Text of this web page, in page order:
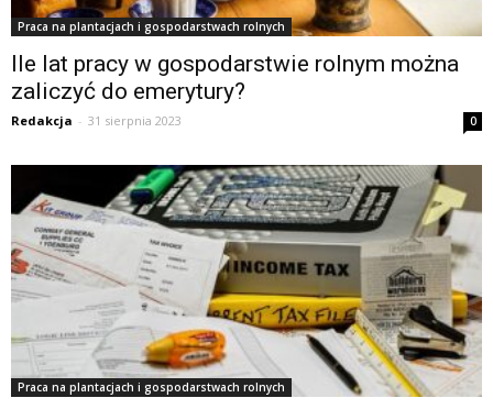
Praca na plantacjach i gospodarstwach rolnych
Ile lat pracy w gospodarstwie rolnym można
zaliczyć do emerytury?
Redakcja - 31 sierpnia 2023 0
Praca na plantacjach i gospodarstwach rolnych